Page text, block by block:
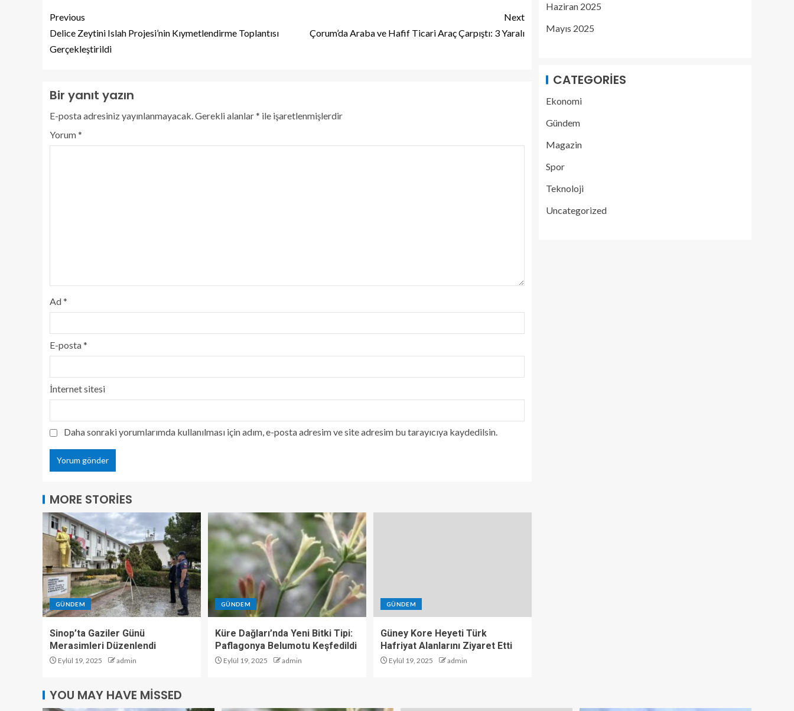
Previous
Delice Zeytini Islah Projesi’nin Kıymetlendirme Toplantısı
Gerçekleştirildi
Next
Çorum’da Araba ve Hafif Ticari Araç Çarpıştı: 3 Yaralı
Bir yanıt yazın
E-posta adresiniz yayınlanmayacak.Gerekli alanlar* ile işaretlenmişlerdir
Yorum*
Ad*
E-posta*
İnternet sitesi
Daha sonraki yorumlarımda kullanılması için adım, e-posta adresim ve site adresim bu tarayıcıya kaydedilsin.
MORE STORIES
GÜNDEM
Sinop’ta Gaziler Günü
Merasimleri Düzenlendi
Eylül 19, 2025 admin
GÜNDEM
Küre Dağları’nda Yeni Bitki Tipi:
Paflagonya Belumotu Keşfedildi
Eylül 19, 2025 admin
GÜNDEM
Güney Kore Heyeti Türk
Hafriyat Alanlarını Ziyaret Etti
Eylül 19, 2025 admin
Haziran 2025
Mayıs 2025
CATEGORIES
Ekonomi
Gündem
Magazin
Spor
Teknoloji
Uncategorized
YOU MAY HAVE MISSED